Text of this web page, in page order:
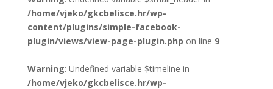
/home/vjeko/gkcbelisce.hr/wp-
content/plugins/simple-facebook-
plugin/views/view-page-plugin.php on line 9
Warning: Undefined variable $timeline in
/home/vjeko/gkcbelisce.hr/wp-